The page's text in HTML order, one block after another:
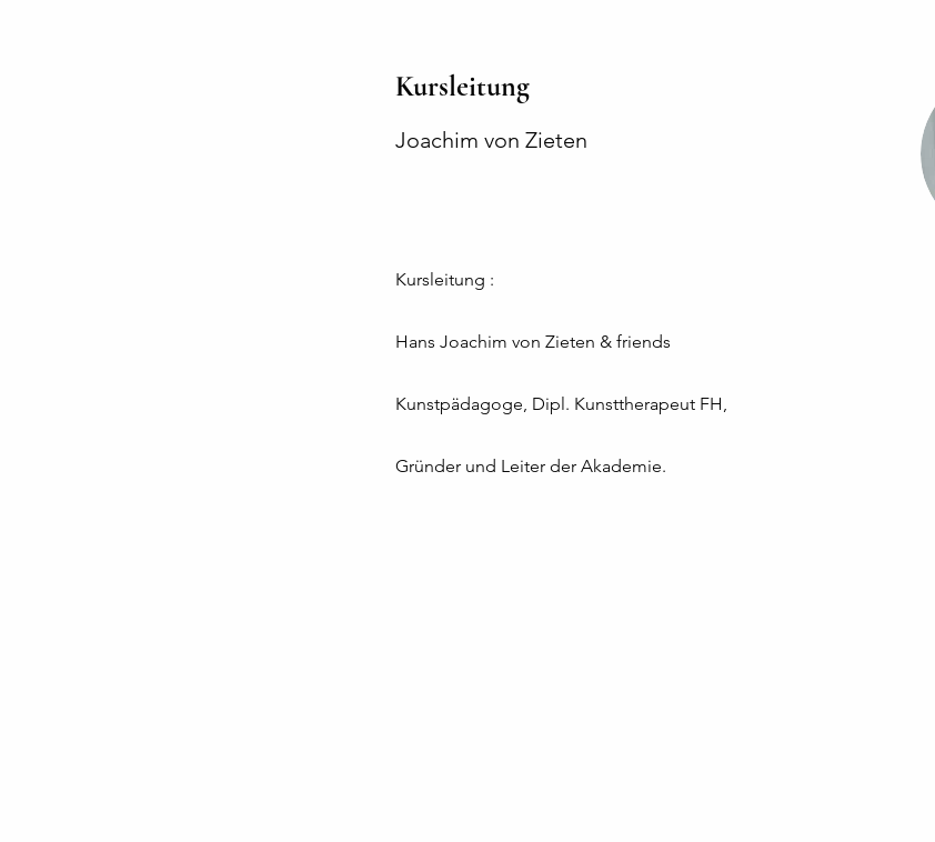
Kursleitung
Joachim von Zieten
Kursleitung :
Hans Joachim von Zieten & friends
Kunstpädagoge, Dipl. Kunsttherapeut FH,
Gründer und Leiter der Akademie.